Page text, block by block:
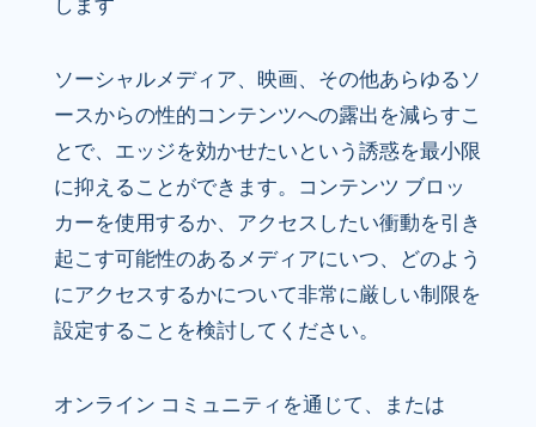
します
ソーシャルメディア、映画、その他あらゆるソ
ースからの性的コンテンツへの露出を減らすこ
とで、エッジを効かせたいという誘惑を最小限
に抑えることができます。コンテンツ ブロッ
カーを使用するか、アクセスしたい衝動を引き
起こす可能性のあるメディアにいつ、どのよう
にアクセスするかについて非常に厳しい制限を
設定することを検討してください。
オンライン コミュニティを通じて、または